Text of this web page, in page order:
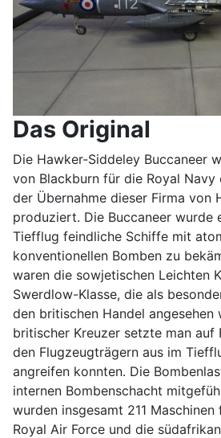
Das Original
Die Hawker-Siddeley Buccaneer
von Blackburn für die Royal
der Übernahme dieser Firma von
produziert. Die Buccaneer wurde
Tiefflug feindliche Schiffe mit
konventionellen Bomben zu
waren die sowjetischen Leichten
Swerdlow-Klasse, die als
den britischen Handel angesehen
britischer Kreuzer setzte man auf
den Flugzeugträgern aus im
angreifen konnten. Die
internen Bombenschacht
wurden insgesamt 211 Maschinen
Royal Air Force und die